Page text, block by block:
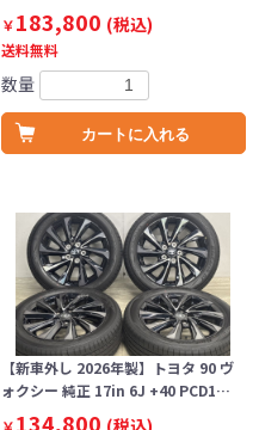
￥183,800 (税込)
送料無料
数量
カートに入れる
【新車外し 2026年製】トヨタ 90 ヴ
ォクシー 純正 17in 6J +40 PCD1…
￥134,800 (税込)